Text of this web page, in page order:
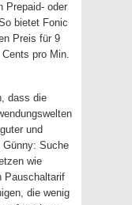
Prepaid- oder
bietet Fonic
Preis für 9
pro Min.
dass die
und
Günny: Suche
wie
Pauschaltarif
die wenig